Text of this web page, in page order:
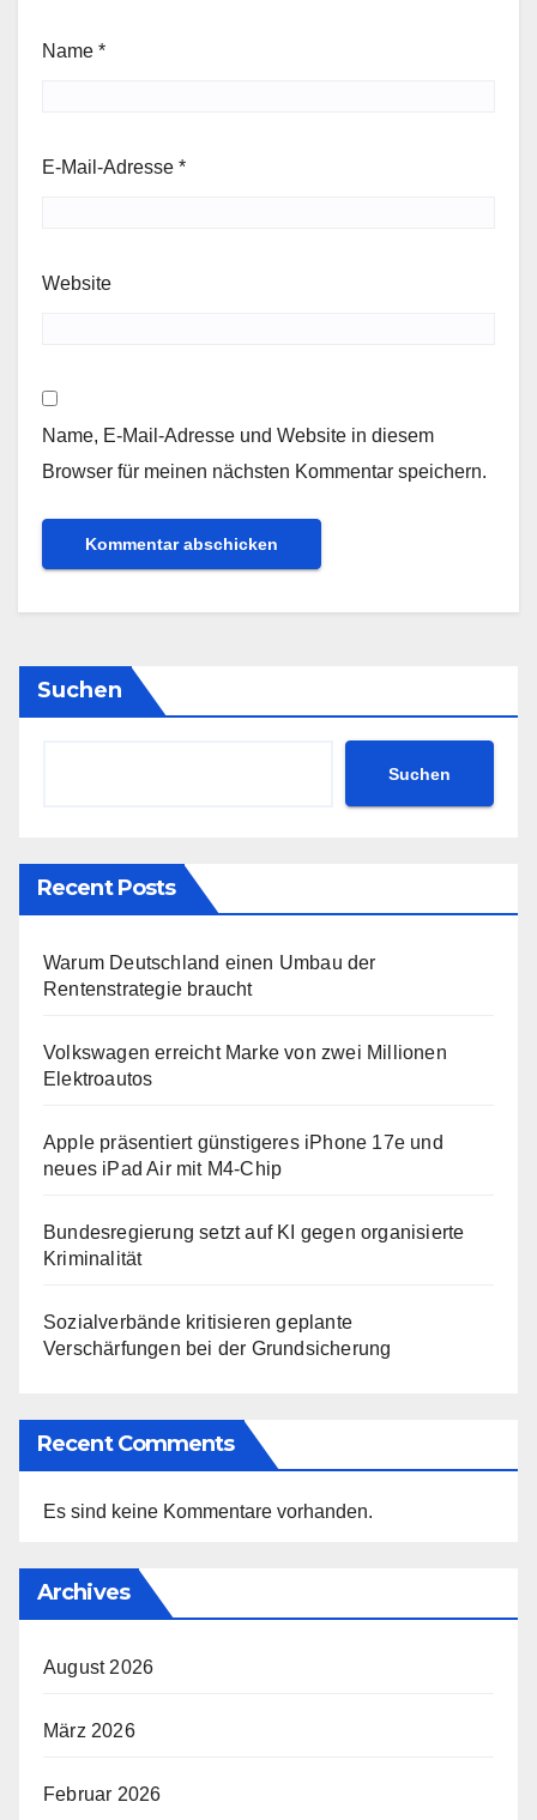
Name *
E-Mail-Adresse *
Website
Name, E-Mail-Adresse und Website in diesem
Browser für meinen nächsten Kommentar speichern.
Suchen
Suchen
Recent Posts
Warum Deutschland einen Umbau der
Rentenstrategie braucht
Volkswagen erreicht Marke von zwei Millionen
Elektroautos
Apple präsentiert günstigeres iPhone 17e und
neues iPad Air mit M4-Chip
Bundesregierung setzt auf KI gegen organisierte
Kriminalität
Sozialverbände kritisieren geplante
Verschärfungen bei der Grundsicherung
Recent Comments
Es sind keine Kommentare vorhanden.
Archives
August 2026
März 2026
Februar 2026